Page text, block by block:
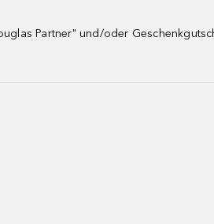
Partner" und/oder